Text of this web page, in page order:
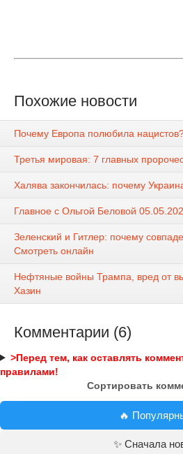
Похожие новости
Почему Европа полюбила
Третья мировая: 7 главных
Халява закончилась: почему
Главное с Ольгой Беловой
Зеленский и Гитлер: почему
Смотреть онлайн
Нефтяные войны Трампа, вред от
Хазин
Комментарии (6)
>Перед тем, как оставлять
правилами!
Сортировать
🔥
✨ Сначала